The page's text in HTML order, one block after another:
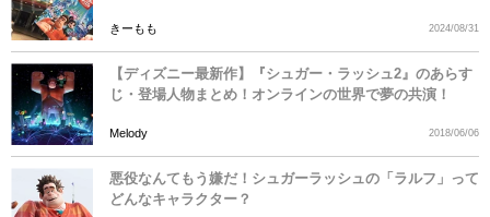
きーもも 2024/08/31
【ディズニー最新作】『シュガー・ラッシュ2』のあらす
じ・登場人物まとめ！オンラインの世界で夢の共演！
Melody 2018/06/06
悪役なんてもう嫌だ！シュガーラッシュの「ラルフ」って
どんなキャラクター？